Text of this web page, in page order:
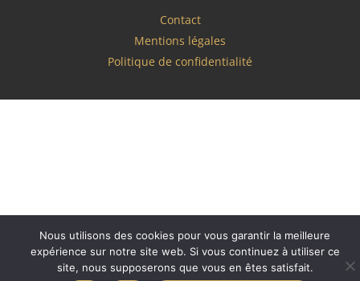
Contact
Mentions légales
Politique de confidentialité
Nous utilisons des cookies pour vous garantir la meilleure
expérience sur notre site web. Si vous continuez à utiliser ce
site, nous supposerons que vous en êtes satisfait.